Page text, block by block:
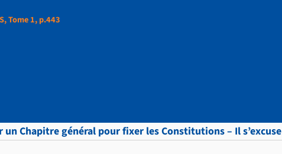
Tome 1, p.443
Chapitre général pour fixer les Constitutions – Il